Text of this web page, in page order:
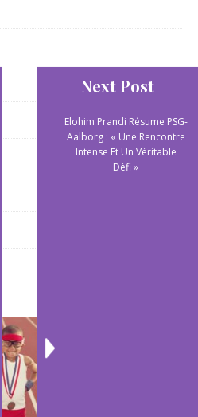
Next Post
Elohim Prandi Résume PSG-
Aalborg : « Une Rencontre
Intense Et Un Véritable
Défi »